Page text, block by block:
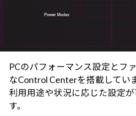
PCのパフォーマンス設定とフ
なControl Centerを搭載していま
利用用途や状況に応じた設定
す。